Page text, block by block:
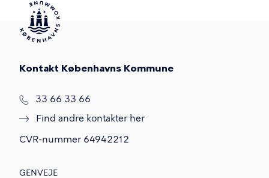
Kontakt Københavns Kommune
T
f
33 66 33 66
Find andre kontakter her
CVR-nummer 64942212
GENVEJE